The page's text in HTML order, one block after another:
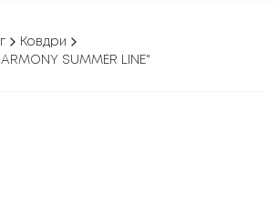
Ковдри
SUMMER LINE"